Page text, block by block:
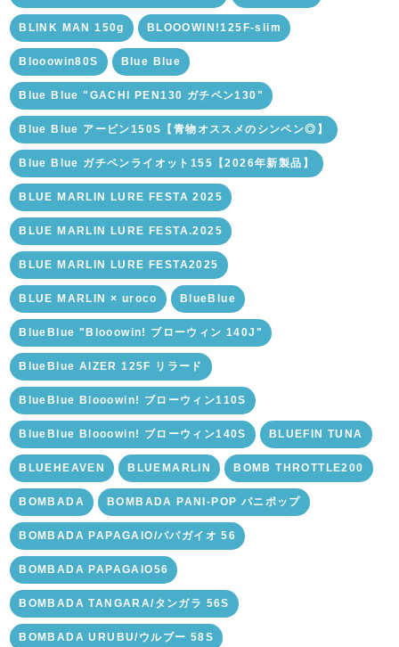
BLINK MAN 150g BLOOOWIN!125F-slim
Blooowin80S Blue Blue
Blue Blue "GACHI PEN130 ガチペン130"
Blue Blue アービン150S【青物オススメのシンペン◎】
Blue Blue ガチペンライオット155【2026年新製品】
BLUE MARLIN LURE FESTA 2025
BLUE MARLIN LURE FESTA.2025
BLUE MARLIN LURE FESTA2025
BLUE MARLIN × uroco BlueBlue
BlueBlue "Blooowin! ブローウィン 140J"
BlueBlue AIZER 125F リラード
BlueBlue Blooowin! ブローウィン110S
BlueBlue Blooowin! ブローウィン140S BLUEFIN TUNA
BLUEHEAVEN BLUEMARLIN BOMB THROTTLE200
BOMBADA BOMBADA PANI-POP パニポップ
BOMBADA PAPAGAIO/パパガイオ 56
BOMBADA PAPAGAIO56
BOMBADA TANGARA/タンガラ 56S
BOMBADA URUBU/ウルブー 58S